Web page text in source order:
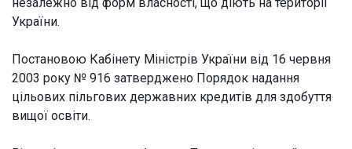
України.
Постановою Кабінету Міністрів України від 16 червня
2003 року № 916 затверджено Порядок надання
цільових пільгових державних кредитів для здобуття
вищої освіти.